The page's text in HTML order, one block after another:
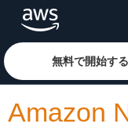
メインコンテンツに移動
アマゾン ウ
無料で開始する
Amazon